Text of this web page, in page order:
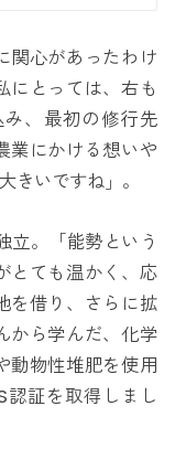
関心があったわけ
にとっては、右も
、最初の修行先
業にかける想いや
きいですね」。
立。「能勢という
とても温かく、応
を借り、さらに拡
から学んだ、化学
動物性堆肥を使用
証を取得しまし